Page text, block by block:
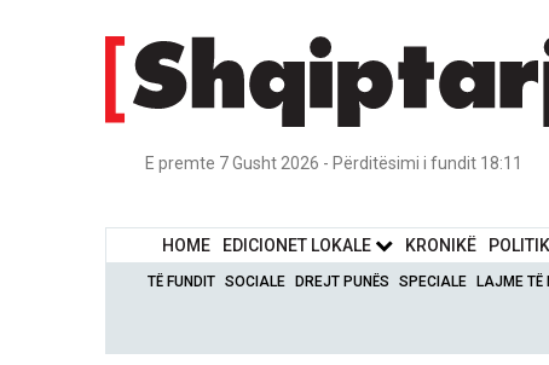
E premte 7 Gusht 2026 - Përditësimi i fundit 18:11
HOME EDICIONET LOKALE KRONIKË
TË FUNDIT SOCIALE DREJT PUNËS SPECIALE LAJME TË